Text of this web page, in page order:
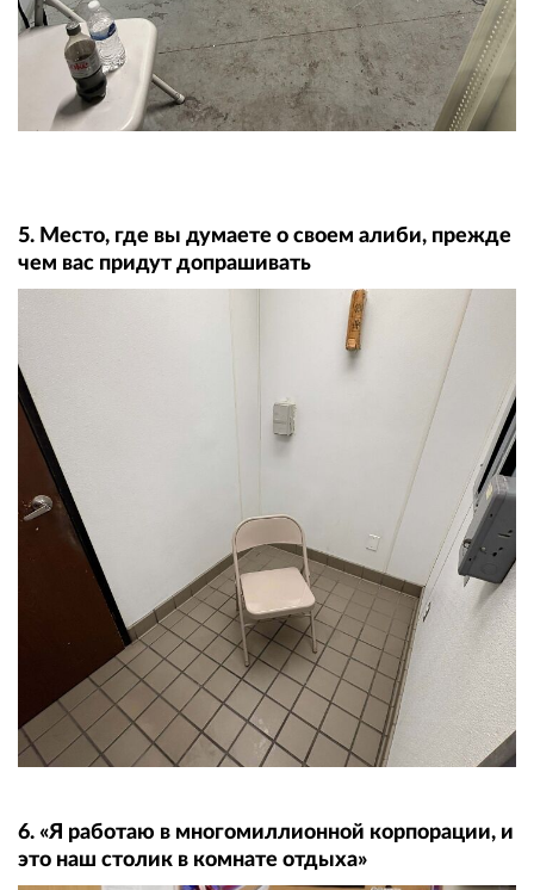
5. Место, где вы думаете о своем алиби, прежде
чем вас придут допрашивать
6. «Я работаю в многомиллионной корпорации, и
это наш столик в комнате отдыха»